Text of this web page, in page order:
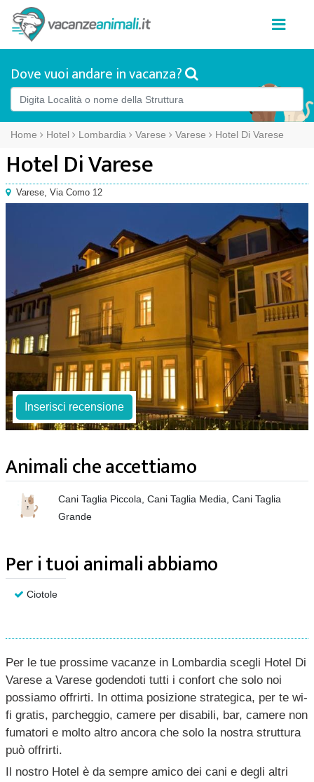
Dove vuoi andare in vacanza?
Home Hotel Lombardia Varese Varese Hotel Di Varese
Hotel Di Varese
Varese, Via Como 12
Inserisci recensione
Animali che accettiamo
Cani Taglia Piccola, Cani Taglia Media, Cani Taglia
Grande
Per i tuoi animali abbiamo
Ciotole
Per le tue prossime vacanze in Lombardia scegli Hotel Di
Varese a Varese godendoti tutti i confort che solo noi
possiamo offrirti. In ottima posizione strategica, per te wi-
fi gratis, parcheggio, camere per disabili, bar, camere non
fumatori e molto altro ancora che solo la nostra struttura
può offrirti.
Il nostro Hotel è da sempre amico dei cani e degli altri